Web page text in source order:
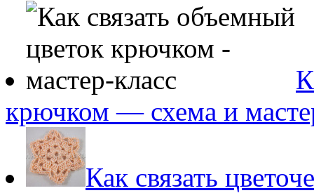
крючком — схема и
Как связать